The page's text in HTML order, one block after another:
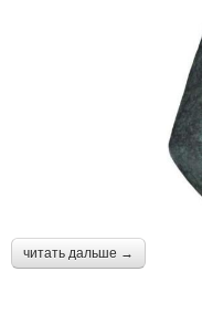
читать дальше →